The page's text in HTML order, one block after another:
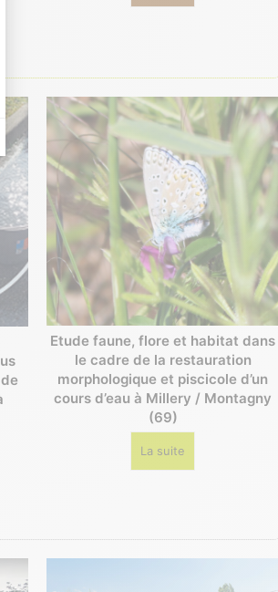
Etude faune, flore et habitat dans
le cadre de la restauration
morphologique et piscicole d’un
cours d’eau à Millery / Montagny
(69)
La suite
de réaliser des campagnes de pub via un